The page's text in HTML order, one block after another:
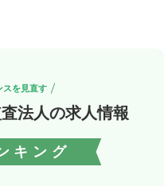
スを見直す
法人の求人情報
キング